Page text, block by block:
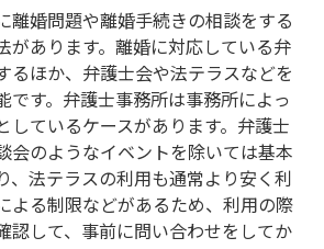
離婚問題や離婚手続きの相談をする
があります。離婚に対応している弁
るほか、弁護士会や法テラスなどを
です。弁護士事務所は事務所によっ
しているケースがあります。弁護士
会のようなイベントを除いては基本
、法テラスの利用も通常より安く利
よる制限などがあるため、利用の際
認して、事前に問い合わせをしてか